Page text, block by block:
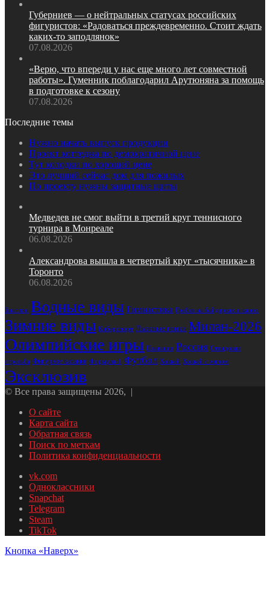
Губерниев — о нейтральных статусах российских
фигуристов: «Радоваться преждевременно. Стоит ждать
каких‑то заподлянок»
07.08.2026
«Верю, что впереди у нас еще много лет совместной
работы». Гуменник поблагодарил Арутюняна за помощь
в подготовке к сезону
07.08.2026
Последние темы
Нужно начать выпуск продукции
Проект коттеджа по демократичной цене
Тут колодки по хорошей цене
Это лучший сейчас дом для пожилых
По проекту нужны защитные щиты
Медведев не смог выйти в третий круг теннисного
турнира в Монреале
06.08.2026
Александрова вышла в четвертый круг «тысячника» в
Торонто
06.08.2026
Биатлон Водные виды Гимнастика Гребля на байдарках и каноэ
Зимние виды Киберспорт Лыжные гонки Милан-2026
Олимпийские игры Плавание Россия Стендовая
стрельба Фигурное катание Формула-1 Футбол Хоккей Хоккей с мячом
Эксклюзив
© Все права защищены 2026, |
О сайте
Карта сайта
Обратная связь
Поиск по меткам
Политика конфиденциальности
vk.com
Одноклассники
Snapchat
Telegram
Steam
TikTok
Кнопка «Наверх»